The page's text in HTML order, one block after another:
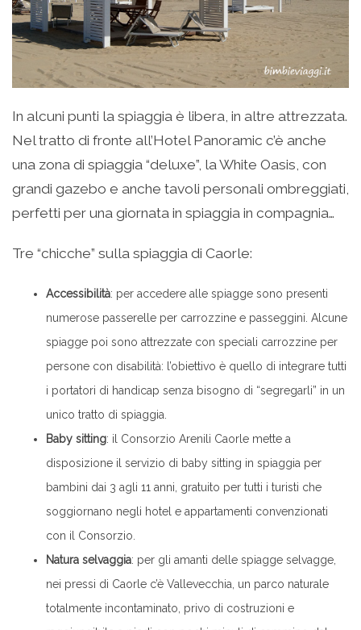
In alcuni punti la spiaggia è libera, in altre attrezzata.
Nel tratto di fronte all’Hotel Panoramic c’è anche
una zona di spiaggia “deluxe”, la White Oasis, con
grandi gazebo e anche tavoli personali ombreggiati,
perfetti per una giornata in spiaggia in compagnia…
Tre “chicche” sulla spiaggia di Caorle:
Accessibilità: per accedere alle spiagge sono presenti
numerose passerelle per carrozzine e passeggini. Alcune
spiagge poi sono attrezzate con speciali carrozzine per
persone con disabilità: l’obiettivo è quello di integrare tutti
i portatori di handicap senza bisogno di “segregarli” in un
unico tratto di spiaggia.
Baby sitting: il Consorzio Arenili Caorle mette a
disposizione il servizio di baby sitting in spiaggia per
bambini dai 3 agli 11 anni, gratuito per tutti i turisti che
soggiornano negli hotel e appartamenti convenzionati
con il Consorzio.
Natura selvaggia: per gli amanti delle spiagge selvagge,
nei pressi di Caorle c’è Vallevecchia, un parco naturale
totalmente incontaminato, privo di costruzioni e